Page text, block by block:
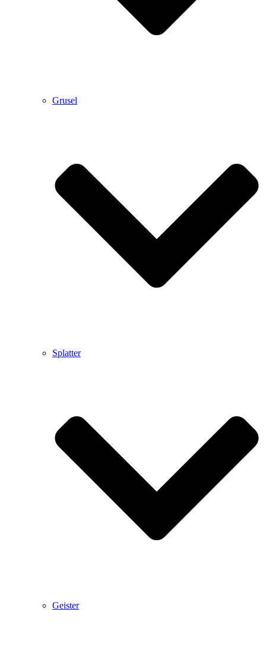
Grusel
Splatter
Geister